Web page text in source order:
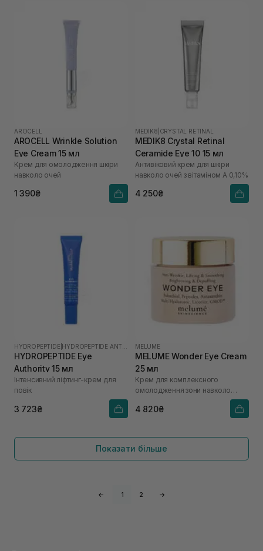
AROCELL
AROCELL Wrinkle Solution
Eye Cream 15 мл
Крем для омолодження шкіри
навколо очей
1 390₴
MEDIK8 CRYSTAL RETINAL
MEDIK8 Crystal Retinal
Ceramide Eye 10 15 мл
Антивіковий крем для шкіри
навколо очей з вітаміном А 0,10%
4 250₴
HYDROPEPTIDE| HYDROPEPTIDE ANTI-WRINKLE
HYDROPEPTIDE Eye
Authority 15 мл
Інтенсивний ліфтинг-крем для
повік
3 723₴
MELUME
MELUME Wonder Eye Cream
25 мл
Крем для комплексного
омолодження зони навколо
4 820₴
Показати більше
← 1 2 →